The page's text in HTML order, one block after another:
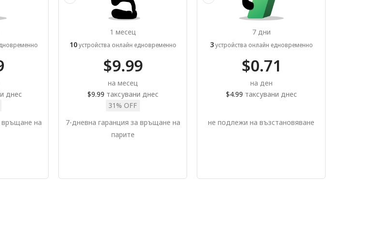
днес
връщане на
1 месец
10устройства онлайн едновременно
$9.99
на месец
$9.99 таксувани днес
31% OFF
7-дневна гаранция за връщане на
парите
7 дни
3устройства онлайн едновременно
$0.71
на ден
$4.99 таксувани днес
не подлежи на възстановяване